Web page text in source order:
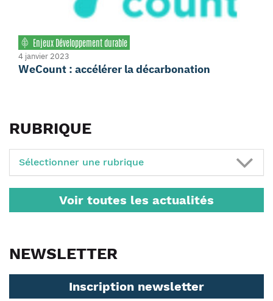
Enjeux Développement durable
4 janvier 2023
WeCount : accélérer la décarbonation
RUBRIQUE
Sélectionner une rubrique
Voir toutes les actualités
NEWSLETTER
Inscription newsletter